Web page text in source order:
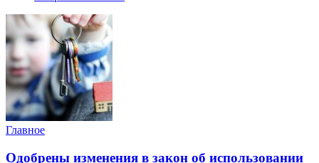
Главное
Одобрены изменения в закон об использовании